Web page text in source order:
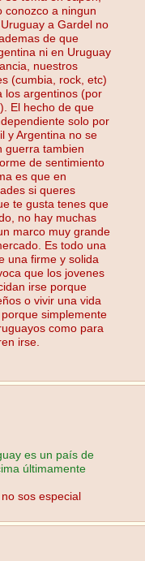
conozco a ningun
a Gardel no
de que
ni en Uruguay
nuestros
(cumbia, rock, etc)
los argentinos (por
El hecho de que
solo por
y Argentina no se
guerra tambien
de sentimiento
es que en
si queres
te gusta tenes que
no hay muchas
marco muy grande
Es todo una
una firme y solida
que los jovenes
irse porque
o vivir una vida
simplemente
como para
irse.
es un país de
últimamente
sos especial